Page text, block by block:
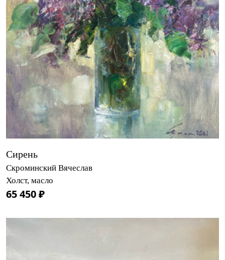
Сирень
Скроминский Вячеслав
Холст, масло
65 450 ₽